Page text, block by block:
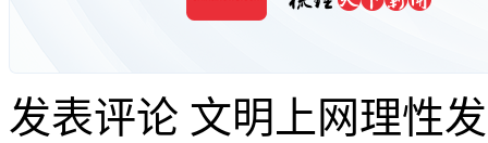
发表评论 文明上网理性